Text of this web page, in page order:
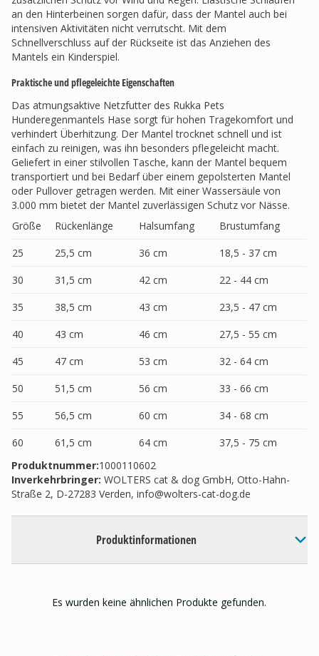
an den Hinterbeinen sorgen dafür, dass der Mantel auch bei
intensiven Aktivitäten nicht verrutscht. Mit dem
Schnellverschluss auf der Rückseite ist das Anziehen des
Mantels ein Kinderspiel.
Praktische und pflegeleichte Eigenschaften
Das atmungsaktive Netzfutter des Rukka Pets
Hunderegenmantels Hase sorgt für hohen Tragekomfort und
verhindert Überhitzung. Der Mantel trocknet schnell und ist
einfach zu reinigen, was ihn besonders pflegeleicht macht.
Geliefert in einer stilvollen Tasche, kann der Mantel bequem
transportiert und bei Bedarf über einem gepolsterten Mantel
oder Pullover getragen werden. Mit einer Wassersäule von
3.000 mm bietet der Mantel zuverlässigen Schutz vor Nässe.
Größe
Rückenlänge Halsumfang
Brustumfang
25
25,5 cm 36 cm
18,5 - 37 cm
30
31,5 cm 42 cm
22 - 44 cm
35
38,5 cm 43 cm
23,5 - 47 cm
40
43 cm 46 cm
27,5 - 55 cm
45
47 cm 53 cm
32 - 64 cm
50
51,5 cm 56 cm
33 - 66 cm
55
56,5 cm 60 cm
34 - 68 cm
60
61,5 cm 64 cm
37,5 - 75 cm
Produktnummer:1000110602
Inverkehrbringer: WOLTERS cat & dog GmbH, Otto-Hahn-
Straße 2, D-27283 Verden, info@wolters-cat-dog.de
Produktinformationen
Es wurden keine ähnlichen Produkte gefunden.